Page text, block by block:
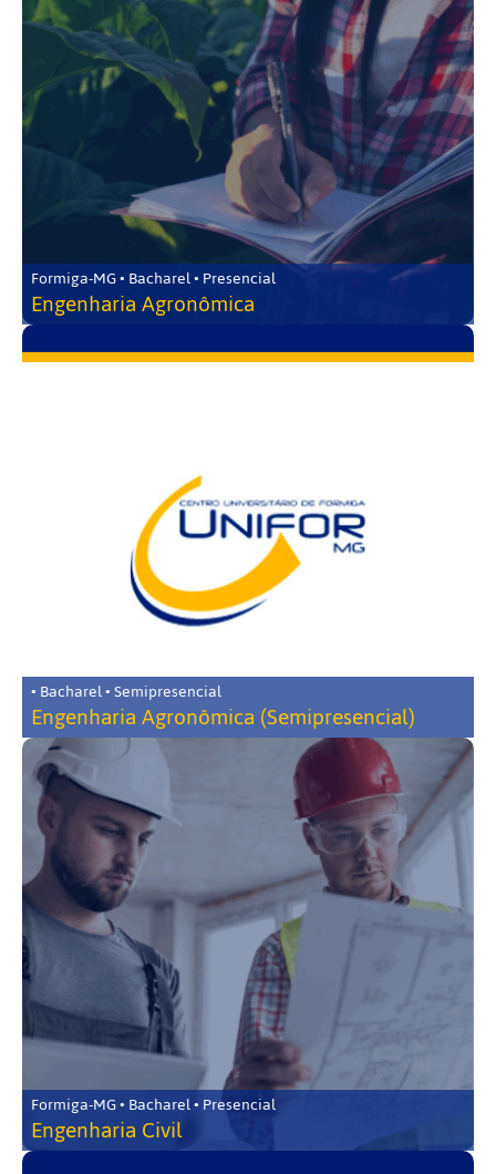
Formiga-MG • Bacharel • Presencial
Engenharia Agronômica
• Bacharel • Semipresencial
Engenharia Agronômica (Semipresencial)
Formiga-MG • Bacharel • Presencial
Engenharia Civil